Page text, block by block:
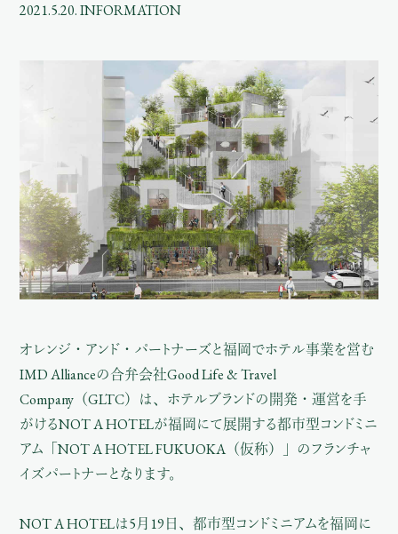
2021.5.20. INFORMATION
オレンジ・アンド・パートナーズと福岡でホテル事業を営む
IMD Allianceの合弁会社Good Life & Travel
Company（GLTC）は、ホテルブランドの開発・運営を手
がけるNOT A HOTELが福岡にて展開する都市型コンドミニ
アム「NOT A HOTEL FUKUOKA（仮称）」のフランチャ
イズパートナーとなります。
NOT A HOTELは5月19日、都市型コンドミニアムを福岡に